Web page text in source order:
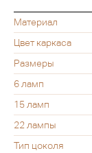
Материал
Цвет каркаса
Размеры
6 ламп
15 ламп
22 лампы
Тип цоколя